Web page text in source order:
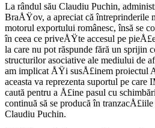
La rândul său Claudiu Puchin,
BraÅŸov, a apreciat că
motorul exportului românesc, însă se
în ceea ce priveÅŸte accesul pe
la care nu pot răspunde fără un sprijin
structurilor asociative ale mediului de
am implicat ÅŸi susÅ£inem
aceasta va reprezenta suportul pe
caută pentru a Å£ine pasul cu
continuă să se producă în
Claudiu Puchin.